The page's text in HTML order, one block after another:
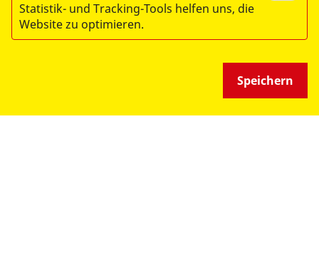
SPENDEN & HELFEN
Statistik- und Tracking-Tools helfen uns, die
Website zu optimieren.
Speichern